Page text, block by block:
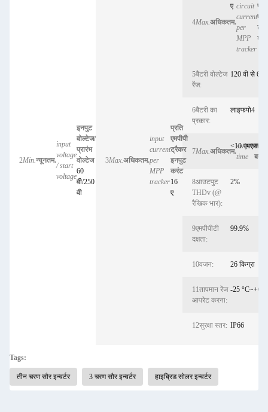
2Min.न्यूनतम.
input
voltage
/ start
voltage
इनपुट
वोल्टेज/
प्रारंभ
वोल्टेज
60
वी/250
वी
3Max.अधिकतम.
input
current
per
MPP
tracker
प्रति
एमपीपी
ट्रैकर
इनपुट
करंट
16
ए
4Max.अधिकतम.
circuit
current
per
MPP
tracker
ए
5बैटरी वोल्टेज
रेंज:
120 वी से 600
6बैटरी का
प्रकार:
लाइफपो4
7Max.अधिकतम.
switch
time
समय
बदलें
<10 एमएस
8आउटपुट
THDv (@
रैखिक भार):
2%
9एमपीपीटी
दक्षता:
99.9%
10वजन: 26 किग्रा
11तापमान रेंज
आपरेट करना:
-25 °C~+60
12सुरक्षा स्तर: IP66
Tags:
तीन चरण सौर इन्वर्टर 3 चरण सौर इन्वर्टर हाइब्रिड सोलर इन्वर्टर